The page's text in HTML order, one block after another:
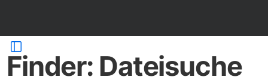
Finder: Dateisuche